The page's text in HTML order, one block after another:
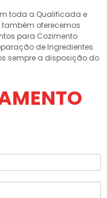
toda a Qualificada e
também oferecemos
para Cozimento
de Ingredientes.
sempre a disposição do